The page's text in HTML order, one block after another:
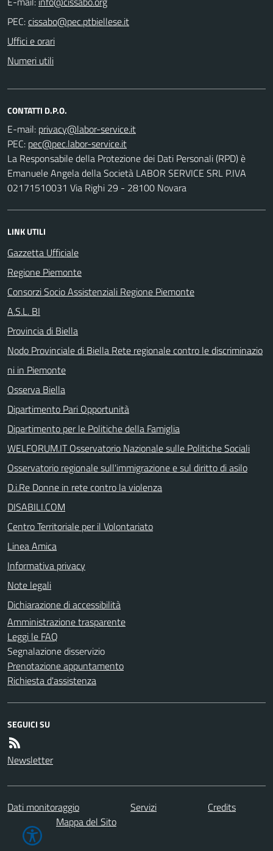
PEC:
Uffici e orari
Numeri utili
CONTATTI D.P.O.
E-mail:
PEC:
La Responsabile della Protezione dei Dati Personali (RPD) è
Emanuele Angela della Società LABOR SERVICE SRL P.IVA
02171510031 Via Righi 29 - 28100 Novara
LINK UTILI
Gazzetta Ufficiale
Regione Piemonte
Consorzi Socio Assistenziali Regione Piemonte
A.S.L. BI
Provincia di Biella
Nodo Provinciale di Biella Rete regionale contro le discriminazio
ni in Piemonte
Osserva Biella
Dipartimento Pari Opportunità
Dipartimento per le Politiche della Famiglia
WELFORUM.IT Osservatorio Nazionale sulle Politiche Sociali
Osservatorio regionale sull'immigrazione e sul diritto di asilo
D.i.Re Donne in rete contro la violenza
DISABILI.COM
Centro Territoriale per il Volontariato
Linea Amica
Informativa privacy
Note legali
Dichiarazione di accessibilità
Amministrazione trasparente
Leggi le FAQ
Segnalazione disservizio
Prenotazione appuntamento
Richiesta d'assistenza
SEGUICI SU
Newsletter
Dati monitoraggio Servizi
Credits
Mappa del Sito